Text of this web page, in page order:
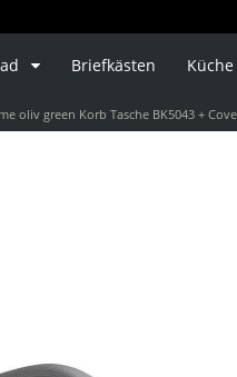
Briefkästen Küche
oliv green Korb Tasche BK5043 +